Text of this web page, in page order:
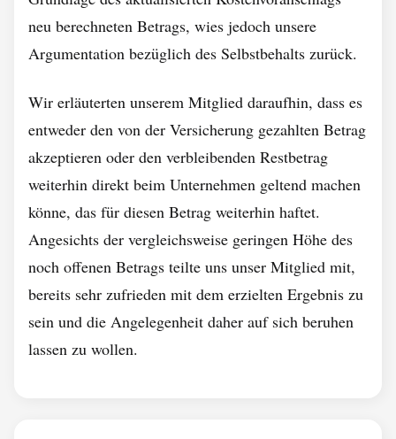
neu berechneten Betrags, wies jedoch unsere
Argumentation bezüglich des Selbstbehalts zurück.
Wir erläuterten unserem Mitglied daraufhin, dass es
entweder den von der Versicherung gezahlten Betrag
akzeptieren oder den verbleibenden Restbetrag
weiterhin direkt beim Unternehmen geltend machen
könne, das für diesen Betrag weiterhin haftet.
Angesichts der vergleichsweise geringen Höhe des
noch offenen Betrags teilte uns unser Mitglied mit,
bereits sehr zufrieden mit dem erzielten Ergebnis zu
sein und die Angelegenheit daher auf sich beruhen
lassen zu wollen.